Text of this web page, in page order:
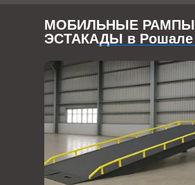
МОБИЛЬНЫЕ РАМПЫ
ЭСТАКАДЫ в Рошале